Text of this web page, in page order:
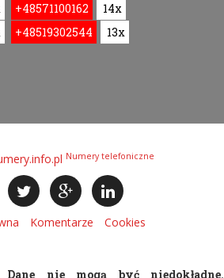
+48571100162
14x
+48519302544 13x
Numery telefoniczne
Komentarze Cookies
Dane nie mogą być niedokładne.